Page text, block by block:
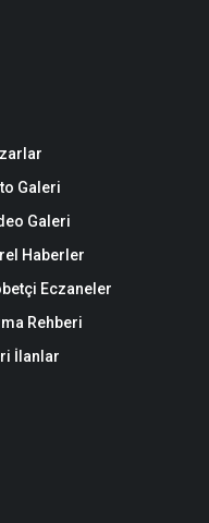
Galeri
Galeri
Haberler
Eczaneler
Rehberi
İlanlar